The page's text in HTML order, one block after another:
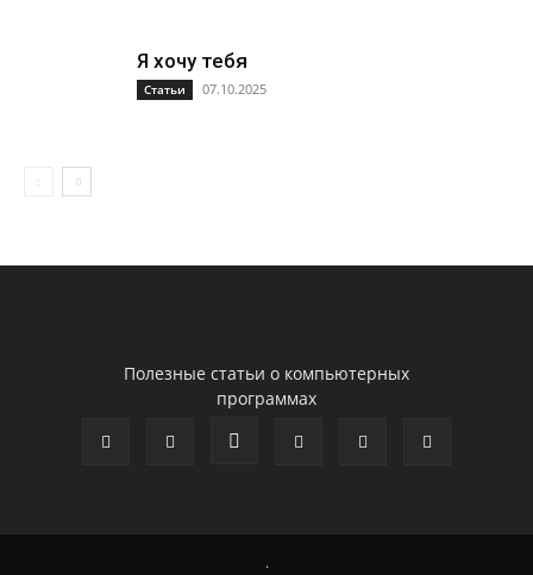
Я хочу тебя
Статьи 07.10.2025
Полезные статьи о компьютерных
программах
.